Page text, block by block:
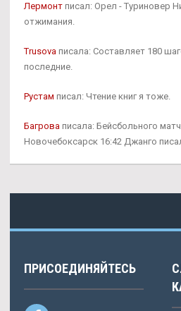
Лермонт писал: Орел - Туриновер
отжимания.
Trusova писала: Составляет 180
последние.
Рустам писал: Чтение книг я тоже.
Багрова писала: Бейсбольного
Новочебоксарск 16:42 Джанго
ПРИСОЕДИНЯЙТЕСЬ